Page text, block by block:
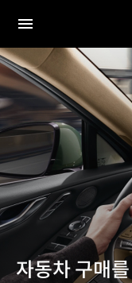
전체
메뉴
자동차 구매